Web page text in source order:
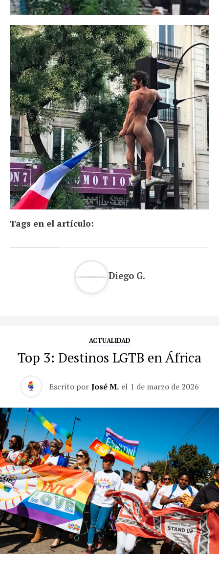
Tags en el artículo:
Diego G.
ACTUALIDAD
Top 3: Destinos LGTB en África
Escrito por José M. el 1 de marzo de 2026